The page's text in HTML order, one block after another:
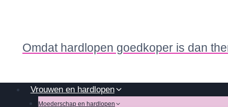
Omdat hardlopen goedkoper is dan
Vrouwen en hardlopen
Moederschap en hardlopen